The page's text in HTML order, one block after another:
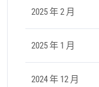
2025 年 2 月
2025 年 1 月
2024 年 12 月